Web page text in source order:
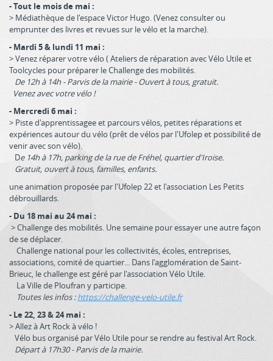
- Tout le mois de mai :
> Médiathèque de l'espace Victor Hugo. (Venez consulter ou
emprunter des livres et revues sur le vélo et la marche).
- Mardi 5 & lundi 11 mai :
> Venez réparer votre vélo ( Ateliers de réparation avec Vélo Utile et
Toolcycles pour préparer le Challenge des mobilités.
De 12h à 14h - Parvis de la mairie - Ouvert à tous, gratuit.
Venez avec votre vélo !
- Mercredi 6 mai :
> Piste d'apprentissagee et parcours vélos, petites réparations et
expériences autour du vélo (prêt de vélos par l'Ufolep et possibilité de
venir avec son vélo).
De 14h à 17h, parking de la rue de Fréhel, quartier d'Iroise.
Gratuit, ouvert à tous, familles, enfants.
une animation proposée par l'Ufolep 22 et l'association Les Petits
débrouillards.
- Du 18 mai au 24 mai :
> Challenge des mobilités. Une semaine pour essayer une autre façon
de se déplacer.
Challenge national pour les collectivités, écoles, entreprises,
associations, comité de quartier... Dans l'agglomération de Saint-
Brieuc, le challenge est géré par l'association Vélo Utile.
La Ville de Ploufran y participe.
Toutes les infos :https://challenge-velo-utile.fr
- Le 22, 23 & 24 mai :
> Allez à Art Rock à vélo !
Vélo bus organisé par Vélo Utile pour se rendre au festival Art Rock.
Départ à 17h30 - Parvis de la mairie.